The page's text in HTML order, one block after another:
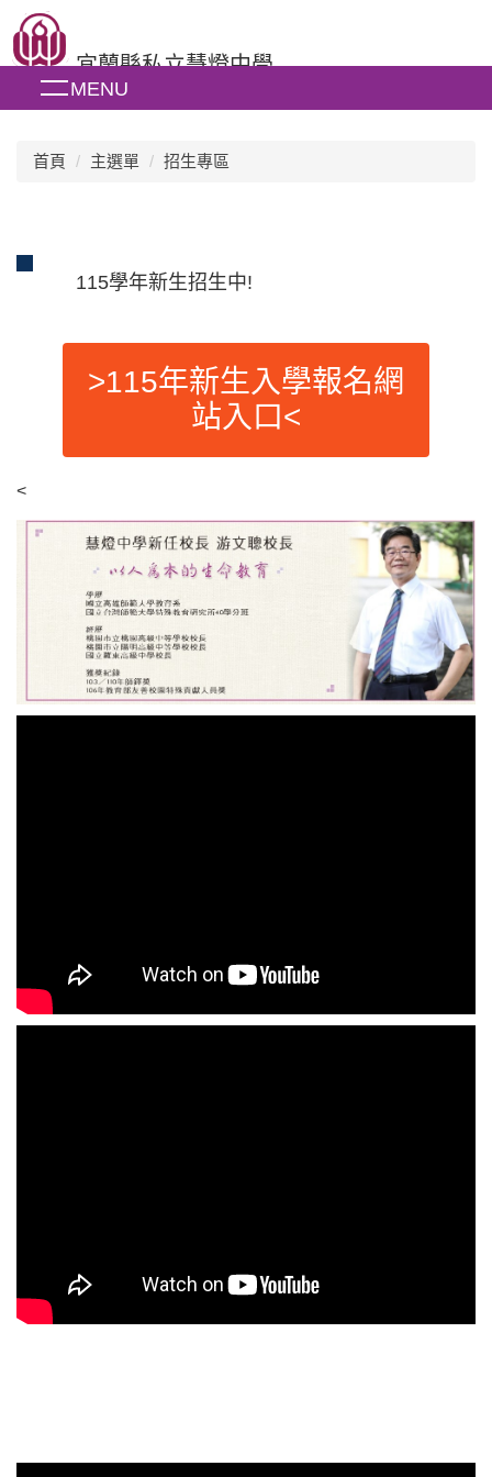
跳
到
主
內
宜蘭縣私立慧燈中學
MENU
首頁 主選單 招生專區
115學年新生招生中!
>115年新生入學報名網
站入口<
<